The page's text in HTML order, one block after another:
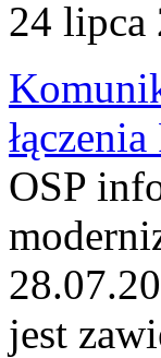
24 lipca
OSP
jest